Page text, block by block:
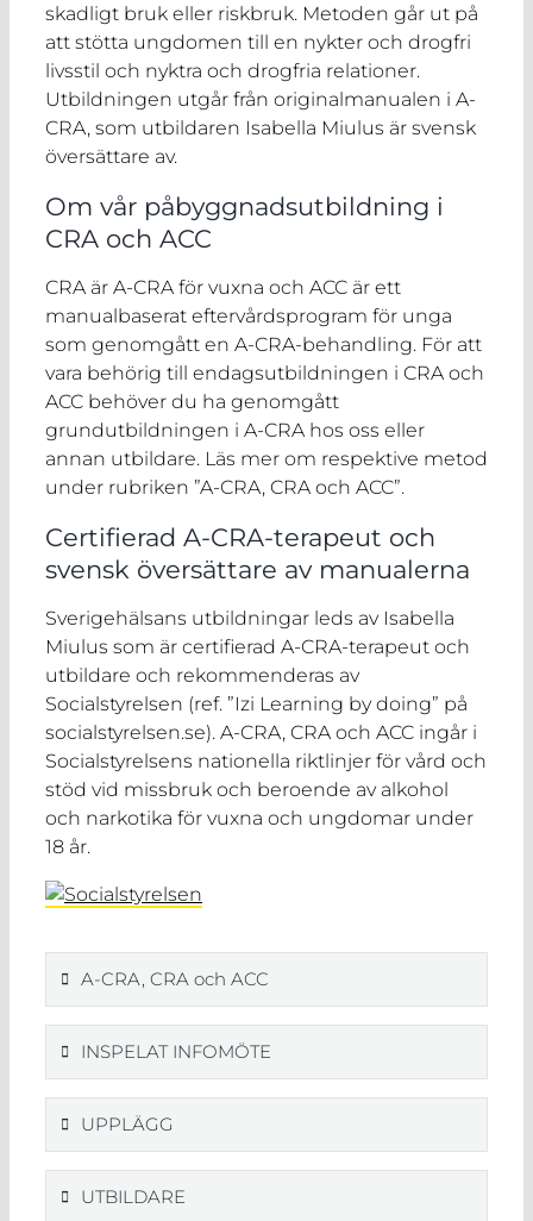
skadligt bruk eller riskbruk. Metoden går ut på
att stötta ungdomen till en nykter och drogfri
livsstil och nyktra och drogfria relationer.
Utbildningen utgår från originalmanualen i A-
CRA, som utbildaren Isabella Miulus är svensk
översättare av.
Om vår påbyggnadsutbildning i
CRA och ACC
CRA är A-CRA för vuxna och ACC är ett
manualbaserat eftervårdsprogram för unga
som genomgått en A-CRA-behandling. För att
vara behörig till endagsutbildningen i CRA och
ACC behöver du ha genomgått
grundutbildningen i A-CRA hos oss eller
annan utbildare. Läs mer om respektive metod
under rubriken ”A-CRA, CRA och ACC”.
Certifierad A-CRA-terapeut och
svensk översättare av manualerna
Sverigehälsans utbildningar leds av Isabella
Miulus som är certifierad A-CRA-terapeut och
utbildare och rekommenderas av
Socialstyrelsen (ref. ”Izi Learning by doing” på
socialstyrelsen.se). A-CRA, CRA och ACC ingår i
Socialstyrelsens nationella riktlinjer för vård och
stöd vid missbruk och beroende av alkohol
och narkotika för vuxna och ungdomar under
18 år.
A-CRA, CRA och ACC
INSPELAT INFOMÖTE
UPPLÄGG
UTBILDARE